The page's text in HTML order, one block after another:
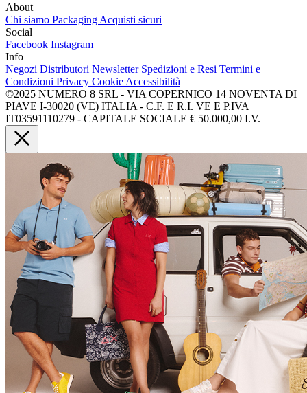
About
Chi siamo Packaging Acquisti sicuri
Social
Facebook Instagram
Info
Negozi Distributori Newsletter Spedizioni e Resi Termini e
Condizioni Privacy Cookie Accessibilità
©2025 NUMERO 8 SRL - VIA COPERNICO 14 NOVENTA DI
PIAVE I-30020 (VE) ITALIA - C.F. E R.I. VE E P.IVA
IT03591110279 - CAPITALE SOCIALE € 50.000,00 I.V.